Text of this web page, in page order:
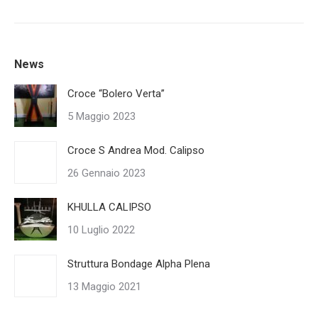
News
Croce “Bolero Verta”
5 Maggio 2023
Croce S Andrea Mod. Calipso
26 Gennaio 2023
KHULLA CALIPSO
10 Luglio 2022
Struttura Bondage Alpha Plena
13 Maggio 2021